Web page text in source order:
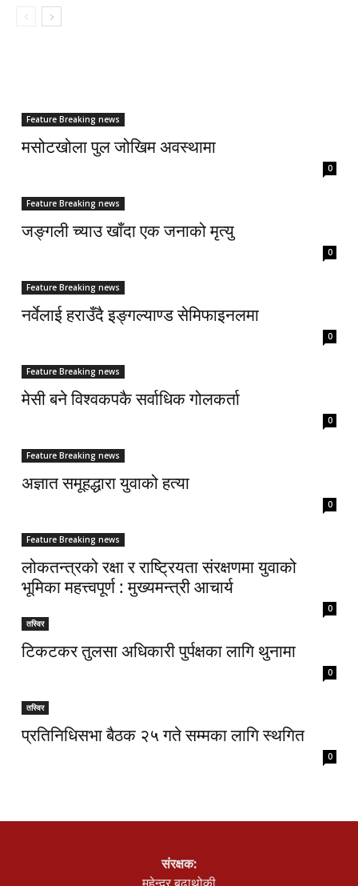
Feature Breaking news
मसोटखोला पुल जोखिम अवस्थामा
0
Feature Breaking news
जङ्गली च्याउ खाँदा एक जनाको मृत्यु
0
Feature Breaking news
नर्वेलाई हराउँदै इङ्गल्याण्ड सेमिफाइनलमा
0
Feature Breaking news
मेसी बने विश्वकपकै सर्वाधिक गोलकर्ता
0
Feature Breaking news
अज्ञात समूहद्धारा युवाको हत्या
0
Feature Breaking news
लोकतन्त्रको रक्षा र राष्ट्रियता संरक्षणमा युवाको
भूमिका महत्त्वपूर्ण : मुख्यमन्त्री आचार्य
0
तस्विर
टिकटकर तुलसा अधिकारी पुर्पक्षका लागि थुनामा
0
तस्विर
प्रतिनिधिसभा बैठक २५ गते सम्मका लागि स्थगित
0
संरक्षक: